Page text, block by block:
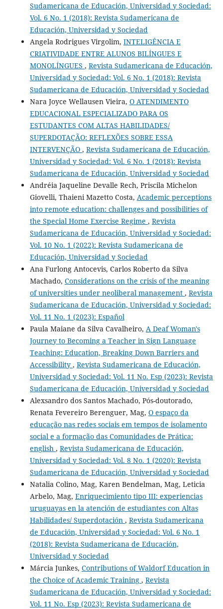
Sudamericana de Educación, Universidad y Sociedad:
Vol. 6 No. 1 (2018): Revista Sudamericana de
Educación, Universidad y Sociedad
Angela Rodrigues Virgolim, INTELIGÊNCIA E
CRIATIVIDADE ENTRE ALUNOS BILÍNGUES E
MONOLÍNGUES , Revista Sudamericana de Educación,
Universidad y Sociedad: Vol. 6 No. 1 (2018): Revista
Sudamericana de Educación, Universidad y Sociedad
Nara Joyce Wellausen Vieira, O ATENDIMENTO
EDUCACIONAL ESPECIALIZADO PARA OS
ESTUDANTES COM ALTAS HABILIDADES/
SUPERDOTAÇÃO: REFLEXÕES SOBRE ESSA
INTERVENÇÃO , Revista Sudamericana de Educación,
Universidad y Sociedad: Vol. 6 No. 1 (2018): Revista
Sudamericana de Educación, Universidad y Sociedad
Andréia Jaqueline Devalle Rech, Priscila Michelon
Giovelli, Thaieni Mazetto Costa, Academic perceptions
into remote education: challenges and possibilities of
the Special Home Exercise Regime , Revista
Sudamericana de Educación, Universidad y Sociedad:
Vol. 10 No. 1 (2022): Revista Sudamericana de
Educación, Universidad y Sociedad
Ana Furlong Antocevis, Carlos Roberto da Silva
Machado, Considerations on the crisis of the meaning
of universities under neoliberal management , Revista
Sudamericana de Educación, Universidad y Sociedad:
Vol. 11 No. 1 (2023): Español
Paula Maiane da Silva Cavalheiro, A Deaf Woman's
Journey to Becoming a Teacher in Sign Language
Teaching: Education, Breaking Down Barriers and
Accessibility , Revista Sudamericana de Educación,
Universidad y Sociedad: Vol. 11 No. Esp (2023): Revista
Sudamericana de Educación, Universidad y Sociedad
Alexsandro dos Santos Machado, Pós-doutorado,
Renata Fevereiro Berenguer, Mag, O espaço da
educação nas redes sociais em tempos de isolamento
social e a formação das Comunidades de Prática:
english , Revista Sudamericana de Educación,
Universidad y Sociedad: Vol. 8 No. 1 (2020): Revista
Sudamericana de Educación, Universidad y Sociedad
Natalia Colino, Mag, Karen Bendelman, Mag, Leticia
Arbelo, Mag, Enriquecimiento tipo III: experiencias
uruguayas en la atención de estudiantes con Altas
Habilidades/ Superdotación , Revista Sudamericana
de Educación, Universidad y Sociedad: Vol. 6 No. 1
(2018): Revista Sudamericana de Educación,
Universidad y Sociedad
Márcia Junkes, Contributions of Waldorf Education in
the Choice of Academic Training , Revista
Sudamericana de Educación, Universidad y Sociedad:
Vol. 11 No. Esp (2023): Revista Sudamericana de